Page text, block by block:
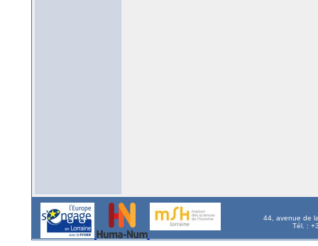
44, avenue de
Tél. :